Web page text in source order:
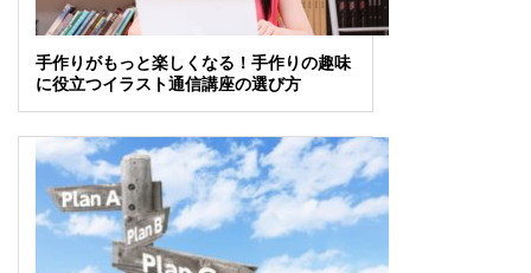
手作りがもっと楽しくなる！手作りの趣味
に役立つイラスト通信講座の選び方